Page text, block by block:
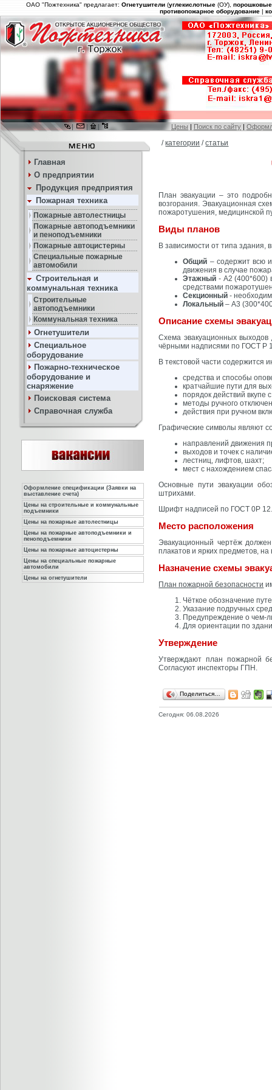
ОАО "Пожтехника" предлагает:Огнетушители (углекислотные (ОУ),порошковые
противопожарное оборудование |
| | | Цены | Поиск по сайту |
Главная
О предприятии
Продукция предприятия
Пожарная техника
Пожарные автолестницы
Пожарные автоподъемники
и пеноподъемники
Пожарные автоцистерны
Специальные пожарные
автомобили
Строительная и
коммунальная техника
Строительные
автоподъемники
Коммунальная техника
Огнетушители
Специальное
оборудование
Пожарно-техническое
оборудование и
снаряжение
Поисковая система
Справочная служба
Оформление спецификации (Заявки на
выставление счета)
Цены на строительные и коммунальные
подъемники
Цены на пожарные автолестницы
Цены на пожарные автоподъемники и
пеноподъемники
Цены на пожарные автоцистерны
Цены на специальные пожарные
автомобили
Цены на огнетушители
/категории /статьи
План эвакуации – это
возгорания. Эвакуационная
пожаротушения, медицинской
Виды планов
В зависимости от типа здания,
Общий – содержит всю
движения в случае
Этажный - А2 (400*600)
средствами
Секционный -
Локальный – А3
Описание схемы
Схема эвакуационных
чёрными надписями по ГОСТ Р
В текстовой части содержится
средства и способы
кратчайшие пути для
порядок действий
методы ручного
действия при ручном
Графические символы являют
направлений движения
выходов и точек с
лестниц, лифтов, шахт;
мест с нахождением
Основные пути эвакуации
штрихами.
Шрифт надписей по ГОСТ 0Р
Место расположения
Эвакуационный чертёж
плакатов и ярких предметов,
Назначение схемы
План пожарной безопасности
Чёткое обозначение
Указание подручных
Предупреждение о чем-
Для ориентации по
Утверждение
Утверждают план пожарной
Согласуют инспекторы ГПН.
Поделиться…
Сегодня: 06.08.2026